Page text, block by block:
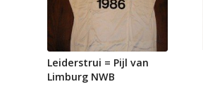
Leiderstrui = Pijl van
Limburg NWB